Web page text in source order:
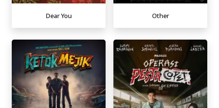
Dear You Other